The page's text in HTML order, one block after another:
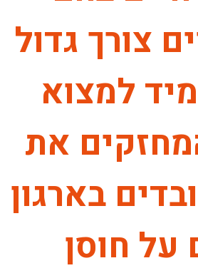
צורך גדול
למצוא
את
בארגון
על חוסן